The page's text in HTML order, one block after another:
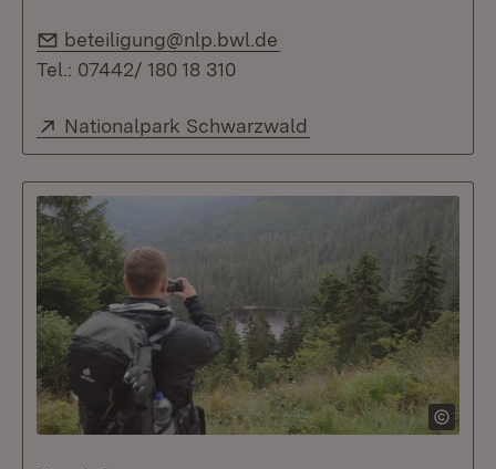
E-Mail:
beteiligung@nlp.bwl.de
Tel.: 07442/ 180 18 310
Extern:
Nationalpark Schwarzwald